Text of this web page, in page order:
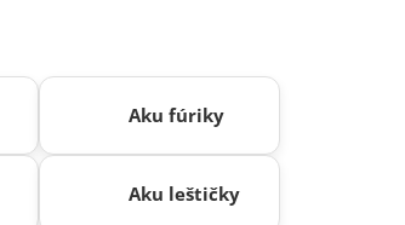
Aku fúriky
Aku leštičky